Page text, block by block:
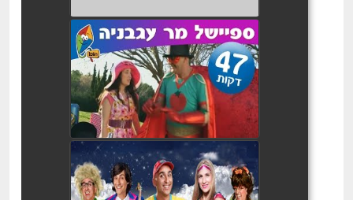
יובל המבולבל מר עגבניה יוצא
למשימה
watch video
יובל המבולבל פסטיפאן -
הפתעה בחופשה